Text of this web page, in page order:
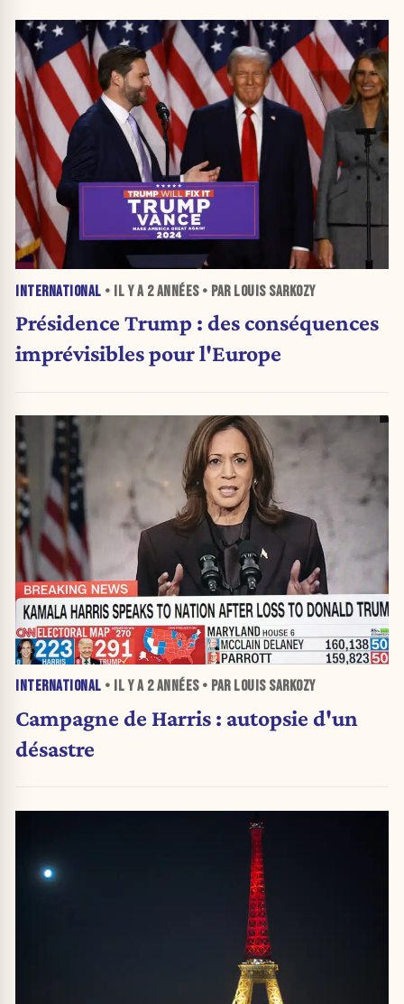
INTERNATIONAL • IL Y A 2 ANNÉES• PAR LOUIS SARKOZY
Présidence Trump : des conséquences
imprévisibles pour l'Europe
INTERNATIONAL • IL Y A 2 ANNÉES• PAR LOUIS SARKOZY
Campagne de Harris : autopsie d'un
désastre